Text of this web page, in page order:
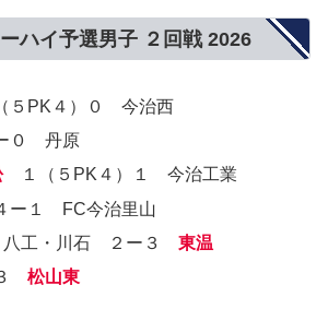
ハイ予選男子 ２回戦 2026
５PK４）０ 今治西
０ 丹原
１（５PK４）１ 今治工業
ー１ FC今治里山
八工・川石 ２ー３東温
３松山東